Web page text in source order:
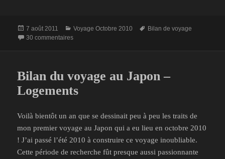
Publié
le
7 août 2011 Catégories
Voyage Octobre 2010
Mots-
Bilan de voyage
30 commentairessur Bilan général du voyage au Japon
Bilan du voyage au Japon –
Logements
Voilà bientôt un an que se dessinait peu à peu les traits de
mon premier voyage au Japon qui a eu lieu en octobre 2010
! J’ai passé l’été 2010 à construire ce voyage inoubliable.
Cette période de recherche fût presque aussi passionnante